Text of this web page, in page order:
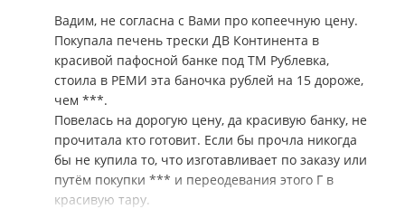
Вадим, не согласна с Вами про копеечную цену.
Покупала печень трески ДВ Континента в
красивой пафосной банке под ТМ Рублевка,
стоила в РЕМИ эта баночка рублей на 15 дороже,
чем ***.
Повелась на дорогую цену, да красивую банку, не
прочитала кто готовит. Если бы прочла никогда
бы не купила то, что изготавливает по заказу или
путём покупки *** и переодевания этого Г в
красивую тару.